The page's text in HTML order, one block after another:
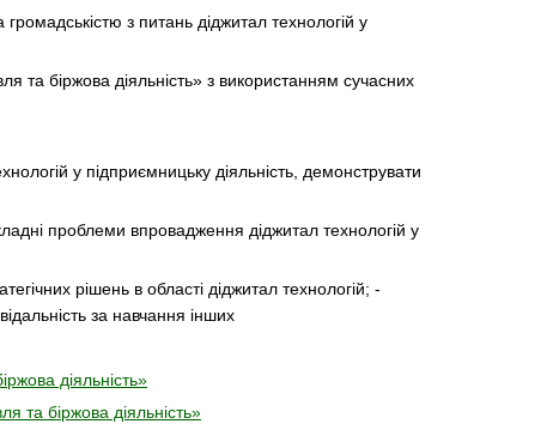
з питань діджитал технологій у
та біржова діяльність» з використанням сучасних
у підприємницьку діяльність, демонструвати
проблеми впровадження діджитал технологій у
рішень в області діджитал технологій; -
за навчання інших
діяльність»
та біржова діяльність»